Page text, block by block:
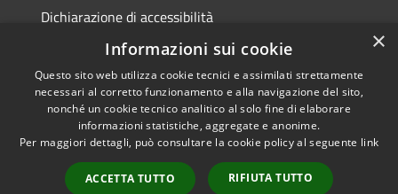
Dichiarazione di accessibilità
Piano di miglioramento
RSS
Accessibilità
Copyright © 2026 • Comune di
Castel Goffredo • Powered by
Municipium•
Accesso
×
Informazioni sui cookie
Questo sito web utilizza cookie tecnici e assimilati strettamente
necessari al corretto funzionamento e alla navigazione del sito,
nonché un cookie tecnico analitico al solo fine di elaborare
informazioni statistiche, aggregate e anonime.
Per maggiori dettagli, può consultare la cookie policy al seguente link
ACCETTA TUTTO RIFIUTA TUTTO